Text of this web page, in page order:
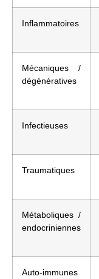
Inflammatoires
Mécaniques /
dégénératives
Infectieuses
Traumatiques
Métaboliques /
endocriniennes
Auto-immunes